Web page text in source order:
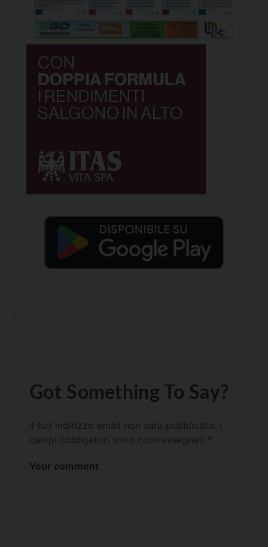
Got Something To Say?
Il tuo indirizzo email non sarà pubblicato.
campi obbligatori sono contrassegnati *
Your comment